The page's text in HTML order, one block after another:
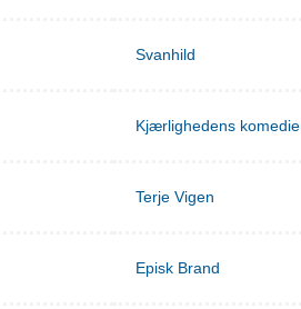
Svanhild
Kjærlighedens komedie
Terje Vigen
Episk Brand